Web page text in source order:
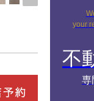
your
不
専